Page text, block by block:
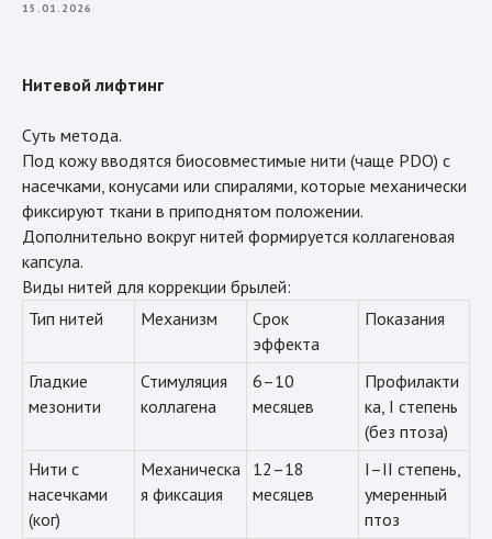
15.01.2026
Нитевой лифтинг
Суть метода.
Под кожу вводятся биосовместимые нити (чаще PDO) с
насечками, конусами или спиралями, которые механически
фиксируют ткани в приподнятом положении.
Дополнительно вокруг нитей формируется коллагеновая
капсула.
Виды нитей для коррекции брылей:
Тип нитей
Механизм
Срок
эффекта
Показания
Гладкие
мезонити
Стимуляция
коллагена
6–10
месяцев
Профилакти
ка, I степень
(без птоза)
Нити с
насечками
(ког)
Механическа
я фиксация
12–18
месяцев
I–II степень,
умеренный
птоз